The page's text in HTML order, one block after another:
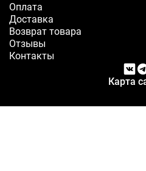
Оплата
Доставка
Возврат товара
Отзывы
Контакты
Карта